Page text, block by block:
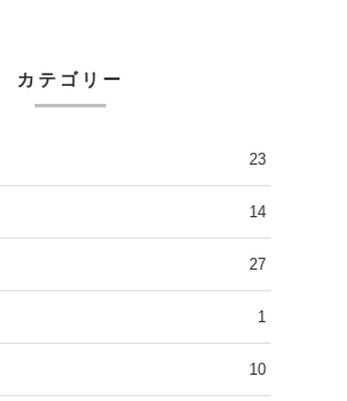
カテゴリー
23
14
27
1
10